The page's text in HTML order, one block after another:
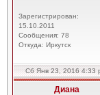
Зарегистрирован:
15.10.2011
Сообщения: 78
Откуда: Иркутск
Сб Янв 23, 2016 4:33
Диана